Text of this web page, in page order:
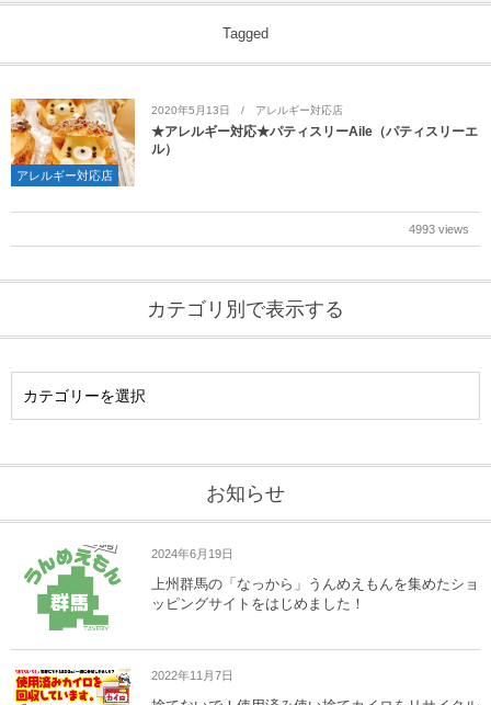
Tagged
アレルギー対応店
2020年5月13日 アレルギー対応店
★アレルギー対応★パティスリーAile（パティスリーエ
ル）
4993 views
カテゴリ別で表示する
お知らせ
2024年6月19日
上州群馬の「なっから」うんめえもんを集めたショ
ッピングサイトをはじめました！
2022年11月7日